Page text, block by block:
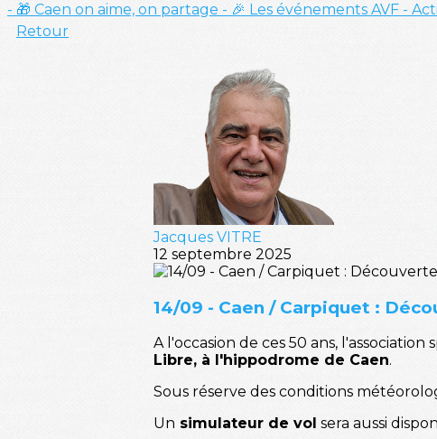
- 🎁 Caen on aime, on partage - 🎉 Les événements AVF -
Retour
Jacques VITRE
12 septembre 2025
14/09 - Caen / Carpiquet :
A l'occasion de ces 50 ans,
Libre, à l'hippodrome de Caen.
Sous réserve des conditions
Un simulateur de vol sera aussi